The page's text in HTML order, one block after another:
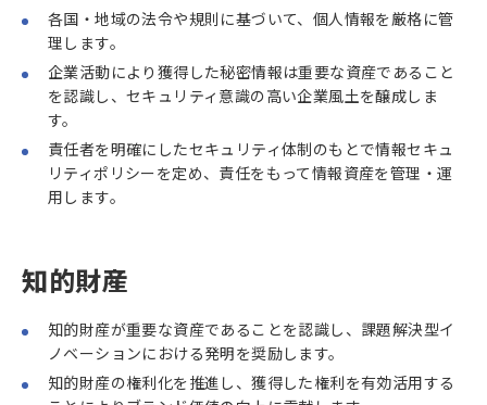
各国・地域の法令や規則に基づいて、個人情報を厳格に管
理します。
企業活動により獲得した秘密情報は重要な資産であること
を認識し、セキュリティ意識の高い企業風土を醸成しま
す。
責任者を明確にしたセキュリティ体制のもとで情報セキュ
リティポリシーを定め、責任をもって情報資産を管理・運
用します。
知的財産
知的財産が重要な資産であることを認識し、課題解決型イ
ノベーションにおける発明を奨励します。
知的財産の権利化を推進し、獲得した権利を有効活用する